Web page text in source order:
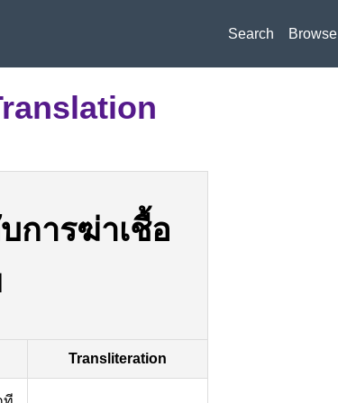
Search Browse
การฆ่าเชื้อ
Transliteration